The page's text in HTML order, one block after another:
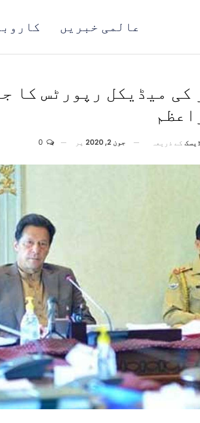
عالمی خبریں
کی میڈیکل رپورٹس کا
کے ذریعہ جون 2, 2020 پر